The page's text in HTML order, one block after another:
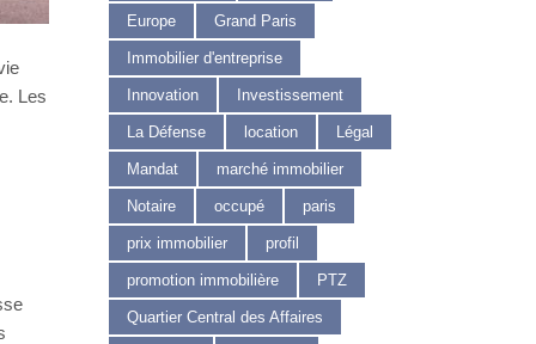
Les
Europe Grand Paris
Immobilier d'entreprise
Innovation Investissement
La Défense location Légal
Mandat marché immobilier
Notaire occupé paris
prix immobilier profil
promotion immobilière PTZ
Quartier Central des Affaires